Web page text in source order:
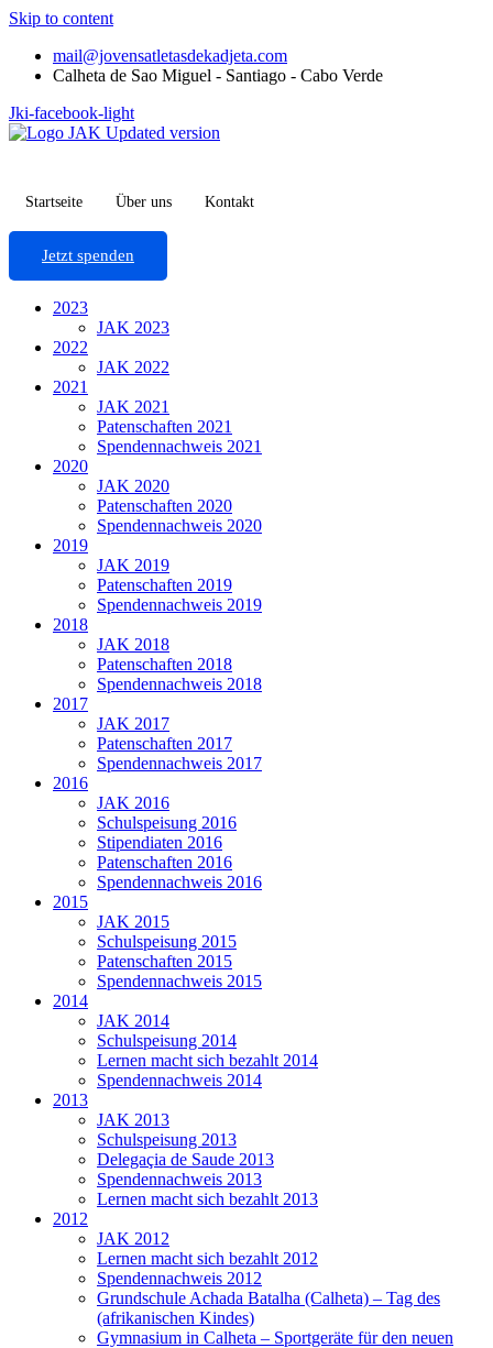
Skip to content
mail@jovensatletasdekadjeta.com
Calheta de Sao Miguel - Santiago - Cabo Verde
Jki-facebook-light
Startseite Über uns Kontakt
Jetzt spenden
2023
JAK 2023
2022
JAK 2022
2021
JAK 2021
Patenschaften 2021
Spendennachweis 2021
2020
JAK 2020
Patenschaften 2020
Spendennachweis 2020
2019
JAK 2019
Patenschaften 2019
Spendennachweis 2019
2018
JAK 2018
Patenschaften 2018
Spendennachweis 2018
2017
JAK 2017
Patenschaften 2017
Spendennachweis 2017
2016
JAK 2016
Schulspeisung 2016
Stipendiaten 2016
Patenschaften 2016
Spendennachweis 2016
2015
JAK 2015
Schulspeisung 2015
Patenschaften 2015
Spendennachweis 2015
2014
JAK 2014
Schulspeisung 2014
Lernen macht sich bezahlt 2014
Spendennachweis 2014
2013
JAK 2013
Schulspeisung 2013
Delegaçia de Saude 2013
Spendennachweis 2013
Lernen macht sich bezahlt 2013
2012
JAK 2012
Lernen macht sich bezahlt 2012
Spendennachweis 2012
Grundschule Achada Batalha (Calheta) – Tag des
(afrikanischen Kindes)
Gymnasium in Calheta – Sportgeräte für den neuen